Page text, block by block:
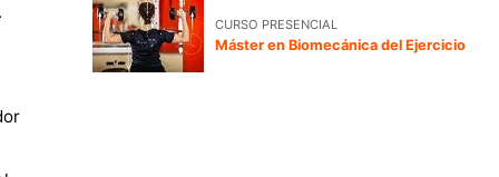
CURSO PRESENCIAL
Máster en Biomecánica del Ejercicio